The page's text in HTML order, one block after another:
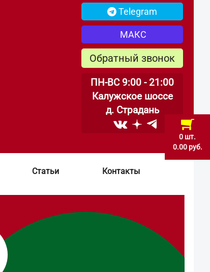
0 шт.
0.00 руб.
Telegram
МАКС
Обратный звонок
ПН-ВС 9:00 - 21:00
Калужское шоссе
д. Страдань
Статьи Контакты